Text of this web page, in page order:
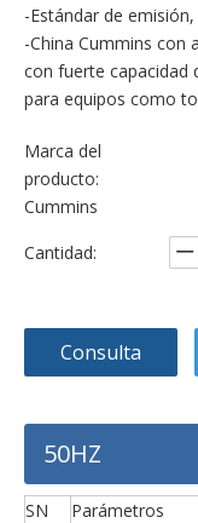
-Estándar de emisión,
-China Cummins con
con fuerte capacidad
para equipos como
Marca del
producto:
Cummins
Cantidad:
Consulta
50HZ
SN Parámetros